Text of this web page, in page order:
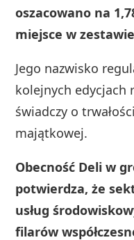
oszacowano na
miejsce w
Jego nazwisko
kolejnych edycjach
świadczy o
majątkowej.
Obecność Deli w
potwierdza, że
usług
filarów